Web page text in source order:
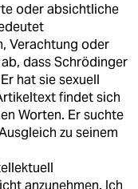
oder absichtliche
Verachtung oder
dass Schrödinger
hat sie sexuell
findet sich
Worten. Er suchte
zu seinem
anzunehmen. Ich